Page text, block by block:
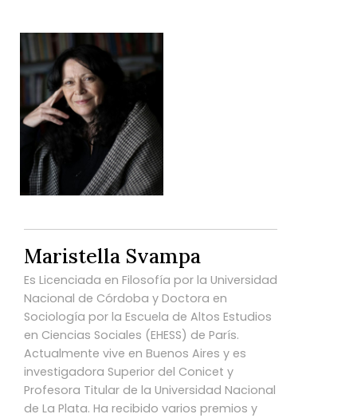
Maristella Svampa
Es Licenciada en Filosofía por la Universidad
Nacional de Córdoba y Doctora en
Sociología por la Escuela de Altos Estudios
en Ciencias Sociales (EHESS) de París.
Actualmente vive en Buenos Aires y es
investigadora Superior del Conicet y
Profesora Titular de la Universidad Nacional
de La Plata. Ha recibido varios premios y